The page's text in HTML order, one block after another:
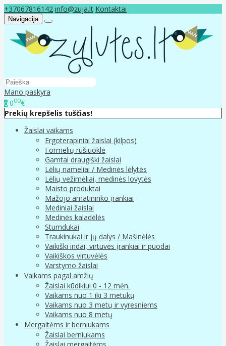
+37067816142 info@zuja.lt Kontaktai
Navigacija
Mano paskyra
0 000€
Prekių krepšelis tuščias!
Žaislai vaikams
Ergoterapiniai žaislai (kilpos)
Formelių rūšiuoklė
Gamtai draugiški žaislai
Lėlių nameliai / Medinės lėlytės
Lėlių vežimėliai, medinės lovytės
Maisto produktai
Mažojo amatininko įrankiai
Mediniai žaislai
Medinės kaladėlės
Stumdukai
Traukinukai ir jų dalys / Mašinėlės
Vaikiški indai, virtuvės įrankiai ir puodai
Vaikiškos virtuvėlės
Varstymo žaislai
Vaikams pagal amžių
Žaislai kūdikiui 0 - 12 mėn.
Vaikams nuo 1 iki 3 metukų
Vaikams nuo 3 metų ir vyresniems
Vaikams nuo 8 metų
Mergaitėms ir berniukams
Žaislai berniukams
Žaislai mergaitėms